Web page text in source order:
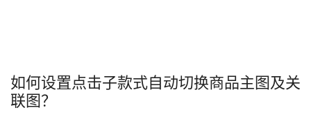
如何设置点击子款式自动切换商品主图及关
联图？